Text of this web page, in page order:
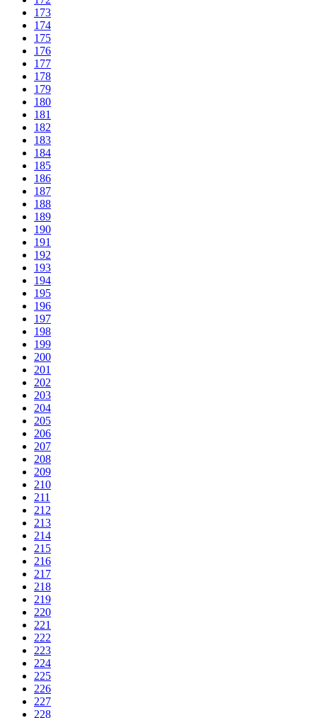
173
174
175
176
177
178
179
180
181
182
183
184
185
186
187
188
189
190
191
192
193
194
195
196
197
198
199
200
201
202
203
204
205
206
207
208
209
210
211
212
213
214
215
216
217
218
219
220
221
222
223
224
225
226
227
228